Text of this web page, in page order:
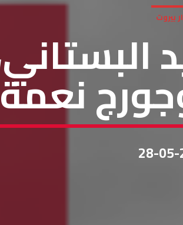
بيروت
نعمة
28-